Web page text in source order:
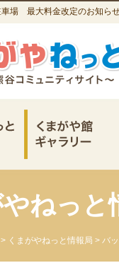
場 最大料金改定のお知ら
やねっと
> くまがやねっと情報局 > バ